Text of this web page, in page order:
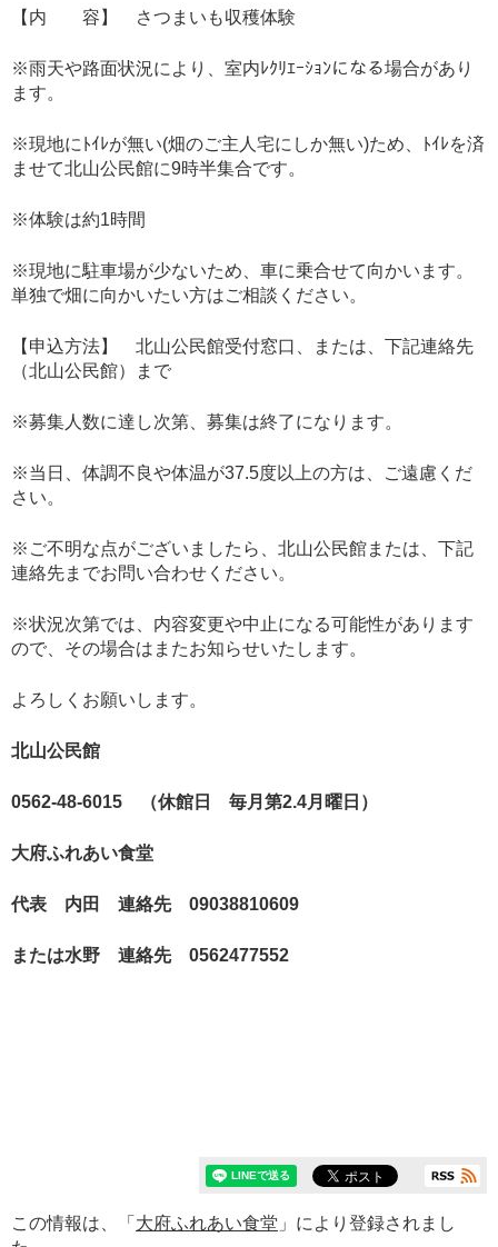
【内 容】 さつまいも収穫体験
※雨天や路面状況により、室内ﾚｸﾘｴｰｼｮﾝになる場合があり
ます。
※現地にﾄｲﾚが無い(畑のご主人宅にしか無い)ため、ﾄｲﾚを済
ませて北山公民館に9時半集合です。
※体験は約1時間
※現地に駐車場が少ないため、車に乗合せて向かいます。
単独で畑に向かいたい方はご相談ください。
【申込方法】 北山公民館受付窓口、または、下記連絡先
（北山公民館）まで
※募集人数に達し次第、募集は終了になります。
※当日、体調不良や体温が37.5度以上の方は、ご遠慮くだ
さい。
※ご不明な点がございましたら、北山公民館または、下記
連絡先までお問い合わせください。
※状況次第では、内容変更や中止になる可能性があります
ので、その場合はまたお知らせいたします。
よろしくお願いします。
北山公民館
0562-48-6015 （休館日 毎月第2.4月曜日）
大府ふれあい食堂
代表 内田 連絡先 09038810609
または水野 連絡先 0562477552
この情報は、「 大府ふれあい食堂 」により登録されまし